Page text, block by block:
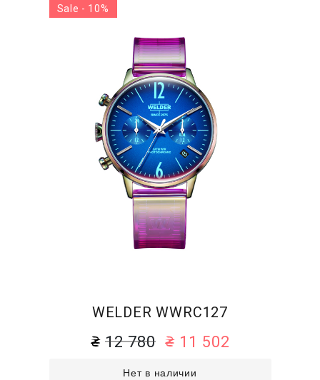
WELDER WWRC127
12 780 11 502
Нет в наличии
Sale - 10%